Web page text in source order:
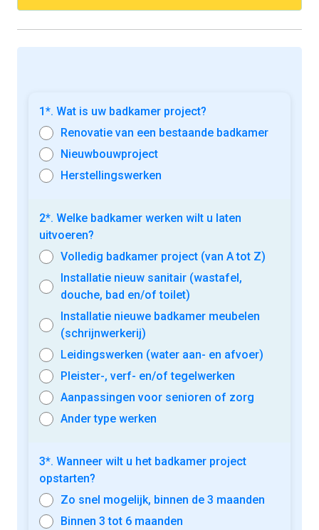
1*. Wat is uw badkamer project?
Renovatie van een bestaande badkamer
Nieuwbouwproject
Herstellingswerken
2*. Welke badkamer werken wilt u laten
uitvoeren?
Volledig badkamer project (van A tot Z)
Installatie nieuw sanitair (wastafel,
douche, bad en/of toilet)
Installatie nieuwe badkamer meubelen
(schrijnwerkerij)
Leidingswerken (water aan- en afvoer)
Pleister-, verf- en/of tegelwerken
Aanpassingen voor senioren of zorg
Ander type werken
3*. Wanneer wilt u het badkamer project
opstarten?
Zo snel mogelijk, binnen de 3 maanden
Binnen 3 tot 6 maanden